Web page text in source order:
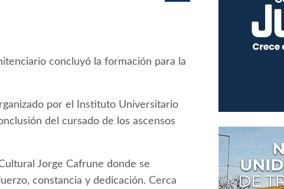
concluyó la formación para la
por el Instituto Universitario
del cursado de los ascensos
Jorge Cafrune donde se
constancia y dedicación. Cerca